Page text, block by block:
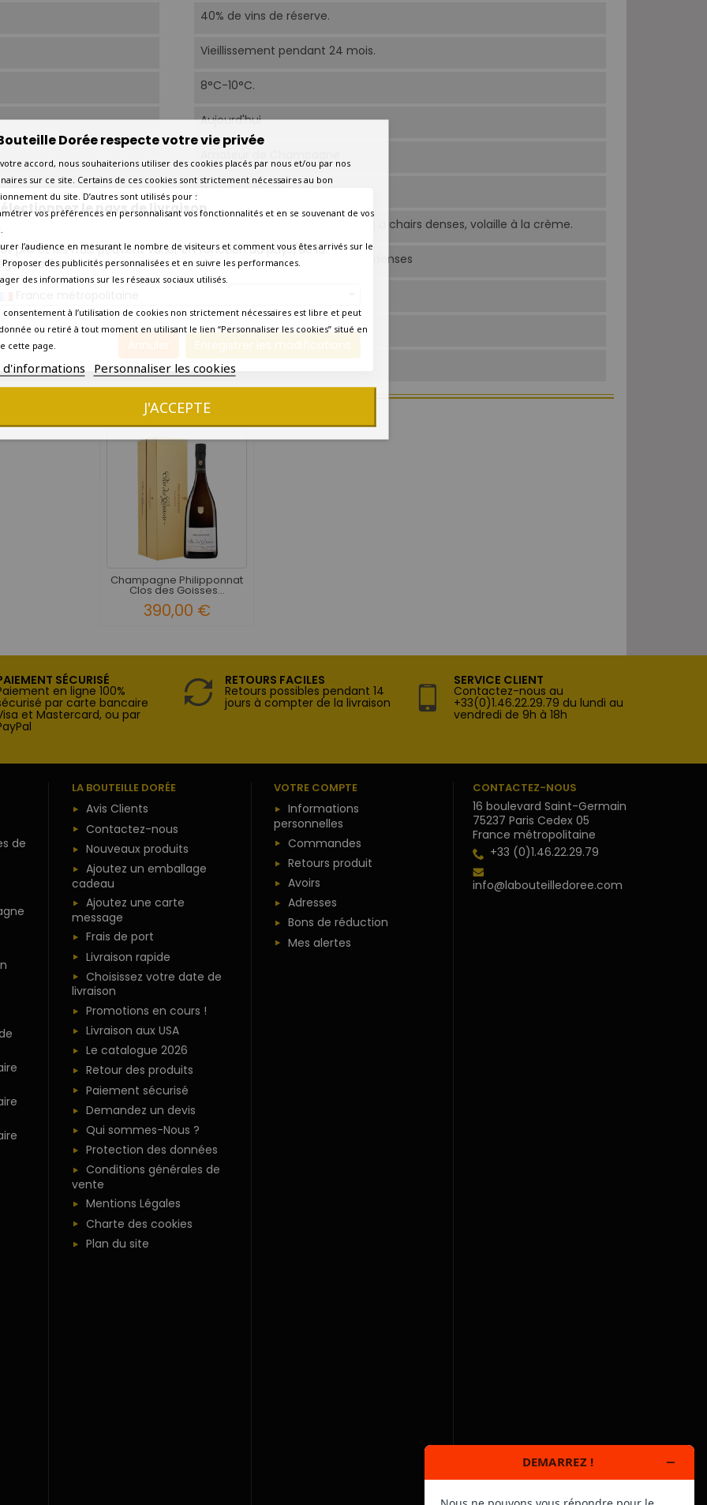
le pays de livraison
prix et les frais peuvent varier en fonction du pays/de la
de livraison.
Annuler Enregistrer les modifications
40% de vins de réserve.
Vieillissement pendant 24 mois.
8°C-10°C.
Aujourd'hui
A l’apéritif, coquillages, poissons à chairs denses, volaille à la crème.
Coquillages - Poissons à chairs denses
A l’apéritif
Livraison en 7 jours ouvrés
Champagne Philipponnat
Clos des Goisses...
390,00 €
SÉCURISÉ
en ligne 100%
par carte bancaire
et Mastercard, ou par
RETOURS FACILES
Retours possibles pendant 14
jours à compter de la livraison
SERVICE CLIENT
Contactez-nous au
+33(0)1.46.22.29.79 du lundi au
vendredi de 9h à 18h
de
LA BOUTEILLE DORÉE
Avis Clients
Contactez-nous
Nouveaux produits
Ajoutez un emballage
cadeau
Ajoutez une carte
message
Frais de port
Livraison rapide
Choisissez votre date de
livraison
Promotions en cours !
Livraison aux USA
Le catalogue 2026
Retour des produits
Paiement sécurisé
Demandez un devis
Qui sommes-Nous ?
Protection des données
Conditions générales de
vente
Mentions Légales
Charte des cookies
Plan du site
VOTRE COMPTE
Informations
personnelles
Commandes
Retours produit
Avoirs
Adresses
Bons de réduction
Mes alertes
CONTACTEZ-NOUS
16 boulevard Saint-Germain
75237 Paris Cedex 05
France métropolitaine
+33 (0)1.46.22.29.79
info@labouteilledoree.com
Dorée respecte votre vie privée
accord, nous souhaiterions utiliser des cookies placés par nous et/ou par nos
sur ce site. Certains de ces cookies sont strictement nécessaires au bon
du site. D’autres sont utilisés pour :
vos préférences en personnalisant vos fonctionnalités et en se souvenant de vos
l’audience en mesurant le nombre de visiteurs et comment vous êtes arrivés sur le
Proposer des publicités personnalisées et en suivre les performances.
des informations sur les réseaux sociaux utilisés.
consentement à l’utilisation de cookies non strictement nécessaires est libre et peut
ou retiré à tout moment en utilisant le lien “Personnaliser les cookies” situé en
cette page.
d'informations Personnaliser les cookies
J'ACCEPTE